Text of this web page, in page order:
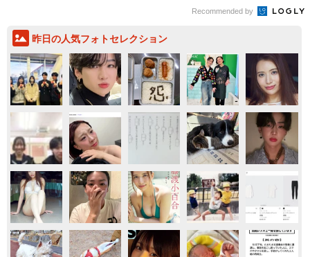
Recommended by
昨日の人気フォトセレクション